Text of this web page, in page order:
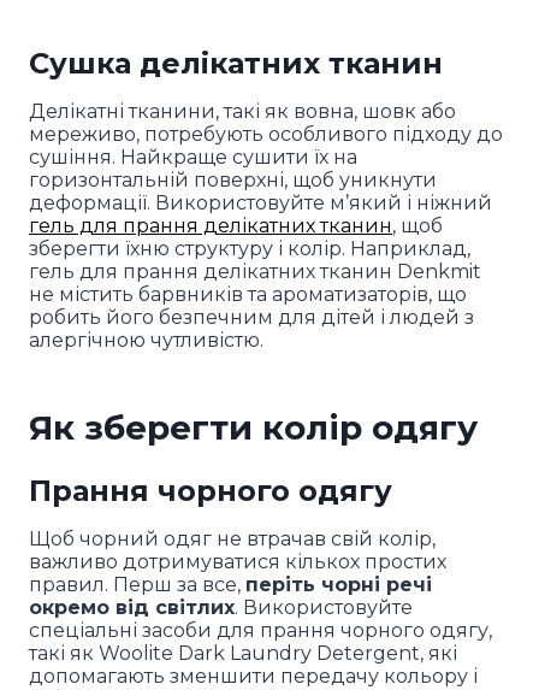
Сушка делікатних тканин
Делікатні тканини, такі як вовна, шовк або
мереживо, потребують особливого підходу до
сушіння. Найкраще сушити їх на
горизонтальній поверхні, щоб уникнути
деформації. Використовуйте м’який і ніжний
гель для прання делікатних тканин, щоб
зберегти їхню структуру і колір. Наприклад,
гель для прання делікатних тканин Denkmit
не містить барвників та ароматизаторів, що
робить його безпечним для дітей і людей з
алергічною чутливістю.
Як зберегти колір одягу
Прання чорного одягу
Щоб чорний одяг не втрачав свій колір,
важливо дотримуватися кількох простих
правил. Перш за все, періть чорні речі
окремо від світлих. Використовуйте
спеціальні засоби для прання чорного одягу,
такі як Woolite Dark Laundry Detergent, які
допомагають зменшити передачу кольору і